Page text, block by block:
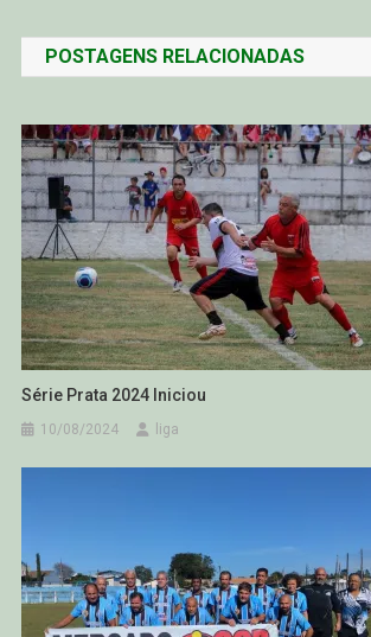
de
Post
POSTAGENS RELACIONADAS
Série Prata 2024 Iniciou
10/08/2024 liga